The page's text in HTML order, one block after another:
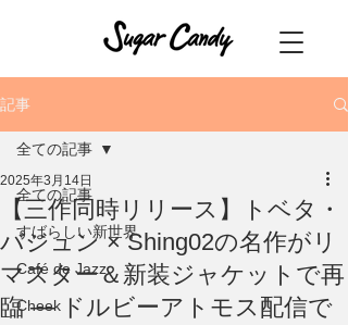
記事
全ての記事
すばらしい新世界
Café de Jazz
Cheek
全ての記事
【三作同時リリース】トベタ・
バジュン × Shing02の名作がリ
マスター＆新装ジャケットで再
臨 ― ドルビーアトモス配信で
2025年3月14日